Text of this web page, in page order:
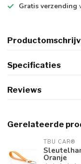
Gratis verzending
Specificaties
Reviews
Gerelateerde
TBU CAR®
Oranje